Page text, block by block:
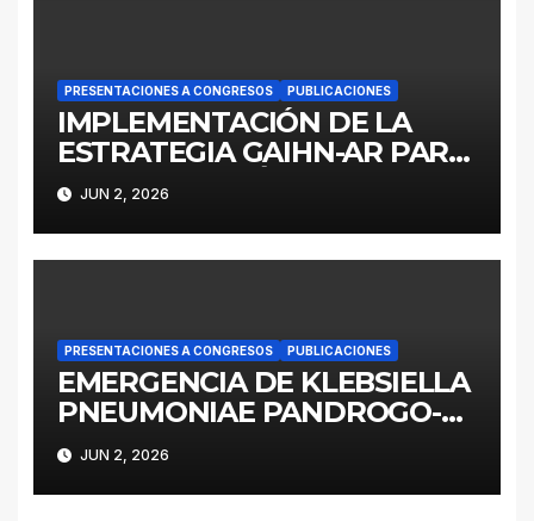
PRESENTACIONES A CONGRESOS PUBLICACIONES
IMPLEMENTACIÓN DE LA
ESTRATEGIA GAIHN-AR PARA
LA CONTENCIÓN DE
ENTEROBACTERALES
PRODUCTORES DE
CARBAPENEMASAS EN UN
RECURSOS LIMITADOS DE
ARGENTINA
JUN 2, 2026
PRESENTACIONES A CONGRESOS PUBLICACIONES
EMERGENCIA DE KLEBSIELLA
PNEUMONIAE PANDROGO-
RESISTENTE ST258 EN UNA
UNIDAD DE CUIDADOS
CRITICOS DE LA PROVINCIA
JUN 2, 2026